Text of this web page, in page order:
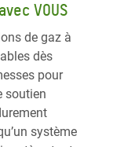
VOUS
de gaz à
dès
pour
soutien
système